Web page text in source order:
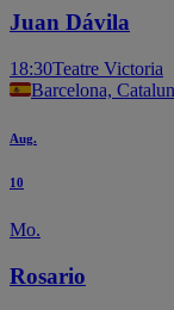
Juan Dávila
18:30Teatre Victoria
Barcelona,
Aug.
10
Mo.
Rosario